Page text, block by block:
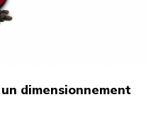
dimensionnement